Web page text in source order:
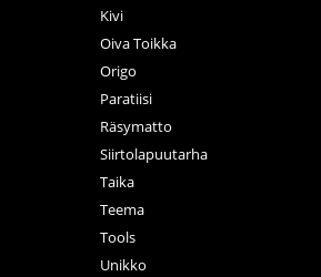
Kivi
Oiva Toikka
Origo
Paratiisi
Räsymatto
Siirtolapuutarha
Taika
Teema
Tools
Unikko